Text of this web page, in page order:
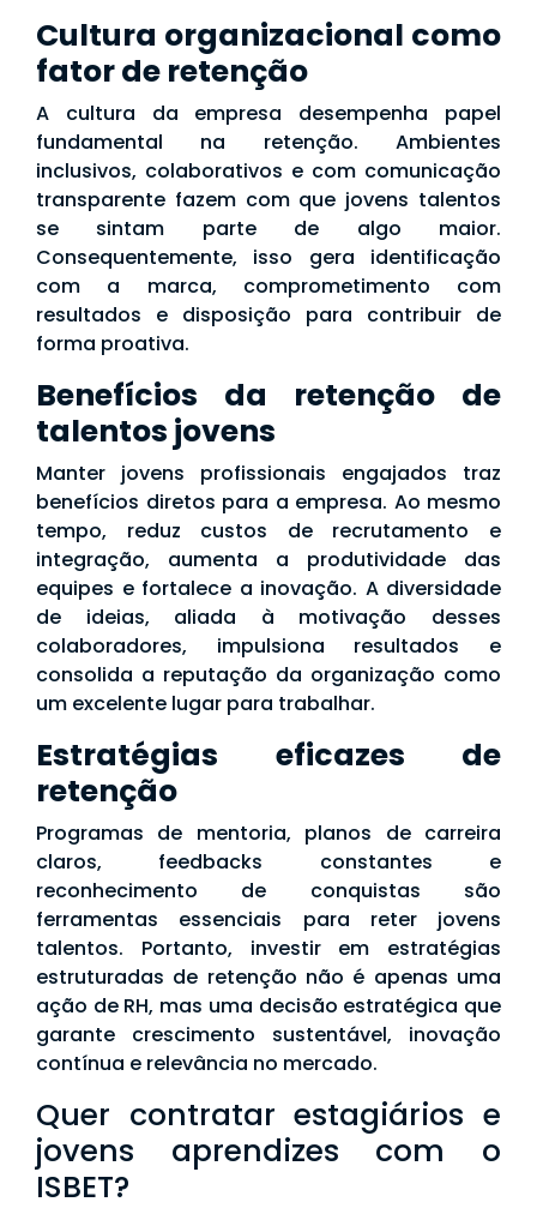
Cultura organizacional como
fator de retenção
A cultura da empresa desempenha papel
fundamental na retenção. Ambientes
inclusivos, colaborativos e com comunicação
transparente fazem com que jovens talentos
se sintam parte de algo maior.
Consequentemente, isso gera identificação
com a marca, comprometimento com
resultados e disposição para contribuir de
forma proativa.
Benefícios da retenção de
talentos jovens
Manter jovens profissionais engajados traz
benefícios diretos para a empresa. Ao mesmo
tempo, reduz custos de recrutamento e
integração, aumenta a produtividade das
equipes e fortalece a inovação. A diversidade
de ideias, aliada à motivação desses
colaboradores, impulsiona resultados e
consolida a reputação da organização como
um excelente lugar para trabalhar.
Estratégias eficazes de
retenção
Programas de mentoria, planos de carreira
claros, feedbacks constantes e
reconhecimento de conquistas são
ferramentas essenciais para reter jovens
talentos. Portanto, investir em estratégias
estruturadas de retenção não é apenas uma
ação de RH, mas uma decisão estratégica que
garante crescimento sustentável, inovação
contínua e relevância no mercado.
Quer contratar estagiários e
jovens aprendizes com o
ISBET?